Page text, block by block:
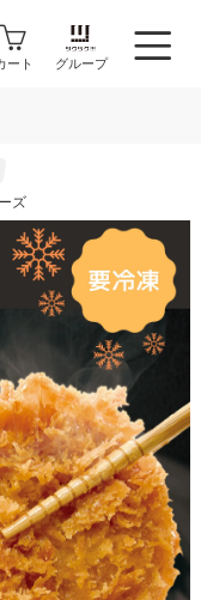
ート グループ
ズ